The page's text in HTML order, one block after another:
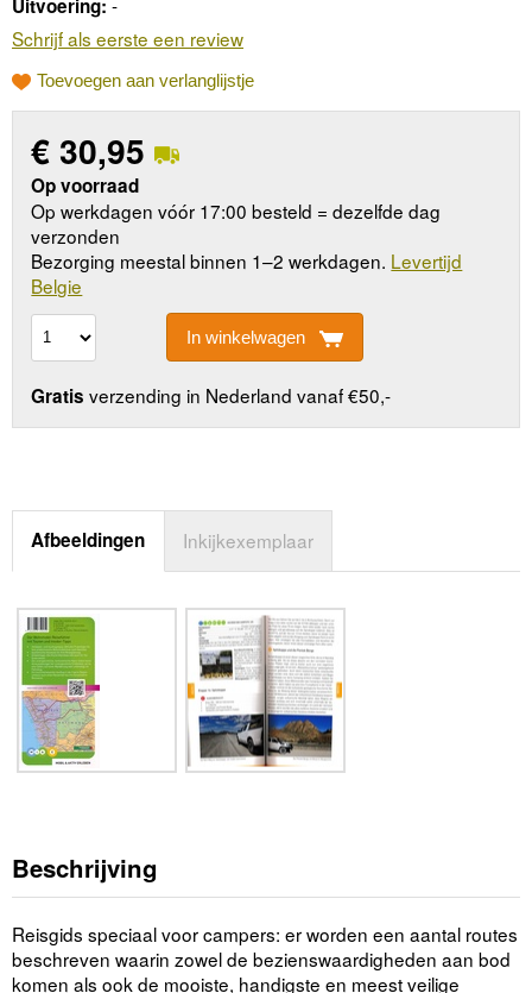
Uitvoering:
Schrijf als eerste een review
Toevoegen aan verlanglijstje
€ 30,95
Op voorraad
Op werkdagen vóór 17:00 besteld = dezelfde dag
verzonden
Bezorging meestal binnen 1–2 werkdagen. Levertijd
Belgie
In winkelwagen
Gratis verzending in Nederland vanaf €50,-
Afbeeldingen Inkijkexemplaar
Beschrijving
Reisgids speciaal voor campers: er worden een aantal routes
beschreven waarin zowel de bezienswaardigheden aan bod
komen als ook de mooiste, handigste en meest veilige